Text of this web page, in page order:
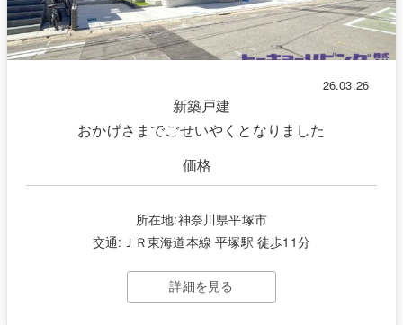
26.03.26
新築戸建
おかげさまでごせいやくとなりました
価格
所在地:神奈川県平塚市
交通:ＪＲ東海道本線 平塚駅 徒歩11分
詳細を見る